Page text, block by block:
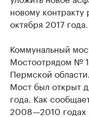
новому контракту
октября 2017 года.
Коммунальный
Мостоотрядом №
Пермской
Мост был открыт
года. Как
2008—2010 годах